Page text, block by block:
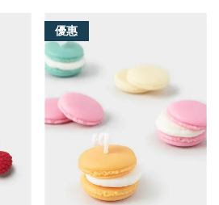
優惠